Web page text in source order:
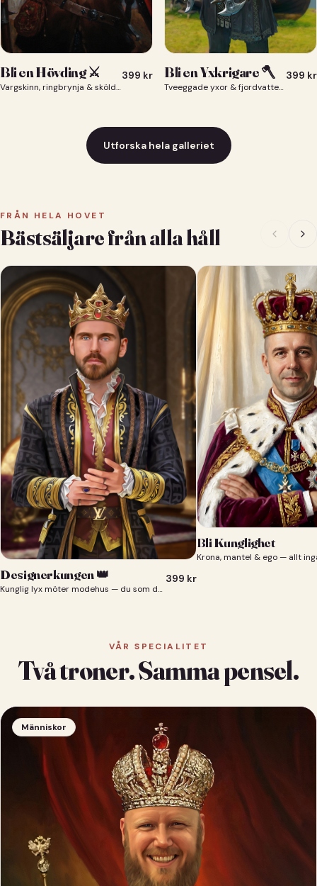
Bli en Hövding ⚔️
Vargskinn, ringbrynja & sköld — du som nordisk krigsherre ⚔️
399 kr Bli en Yxkrigare 🪓
Tveeggade yxor & fjordvatten bakom dig 🪓
399 kr
Utforska hela galleriet
FRÅN HELA HOVET
Bästsäljare från alla håll
Designerkungen 👑
Kunglig lyx möter modehus — du som designerkung 👑
399 kr
Bli Kunglighet
Krona, mantel & ego — allt
VÅR SPECIALITET
Två troner. Samma pensel.
Människor